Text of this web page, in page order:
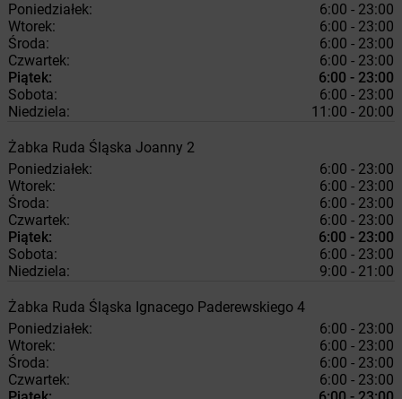
Poniedziałek:
6:00 - 23:00
Wtorek:
6:00 - 23:00
Środa:
6:00 - 23:00
Czwartek:
6:00 - 23:00
Piątek:
6:00 - 23:00
Sobota:
6:00 - 23:00
Niedziela:
11:00 - 20:00
Żabka Ruda Śląska Joanny 2
Poniedziałek:
6:00 - 23:00
Wtorek:
6:00 - 23:00
Środa:
6:00 - 23:00
Czwartek:
6:00 - 23:00
Piątek:
6:00 - 23:00
Sobota:
6:00 - 23:00
Niedziela:
9:00 - 21:00
Żabka Ruda Śląska Ignacego Paderewskiego 4
Poniedziałek:
6:00 - 23:00
Wtorek:
6:00 - 23:00
Środa:
6:00 - 23:00
Czwartek:
6:00 - 23:00